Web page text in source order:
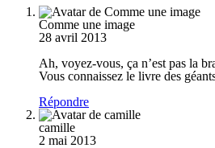
Comme une image
28 avril 2013
Ah, voyez-vous, ça n’est pas la
Vous connaissez le livre des
Répondre
camille
2 mai 2013